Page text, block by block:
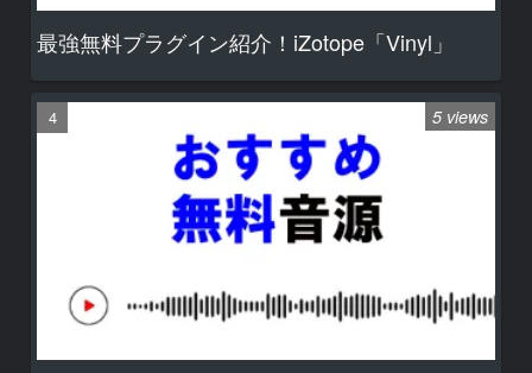
最強無料プラグイン紹介！iZotope「Vinyl」
5 views